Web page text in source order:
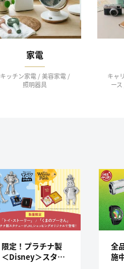
家電
キッチン家電 / 美容家電 /
照明器具
キャ
ー
限定！プラチナ製
＜Disney＞スタチ
全
施